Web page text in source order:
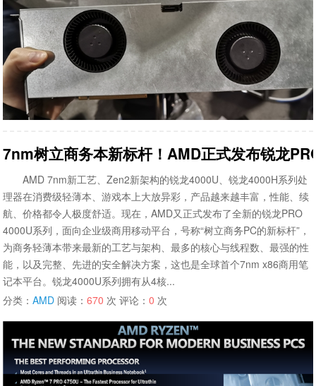
7nm树立商务本新标杆！AMD正式发布锐龙
AMD 7nm新工艺、Zen2新架构的锐龙4000U、锐龙4000H系列处
理器在消费级轻薄本、游戏本上大放异彩，产品越来越丰富，性能、续
航、价格都令人极度舒适。现在，AMD又正式发布了全新的锐龙PRO
4000U系列，面向企业级商用移动平台，号称“树立商务PC的新标杆”，
为商务轻薄本带来最新的工艺与架构、最多的核心与线程数、最强的性
能，以及完整、先进的安全解决方案，这也是全球首个7nm x86商用笔
记本平台。锐龙4000U系列拥有从4核...
分类：AMD 阅读：670 次 评论：0 次